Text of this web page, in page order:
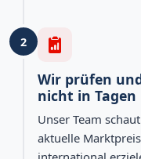
2
Wir prüfen
nicht in Tagen
Unser Team
aktuelle